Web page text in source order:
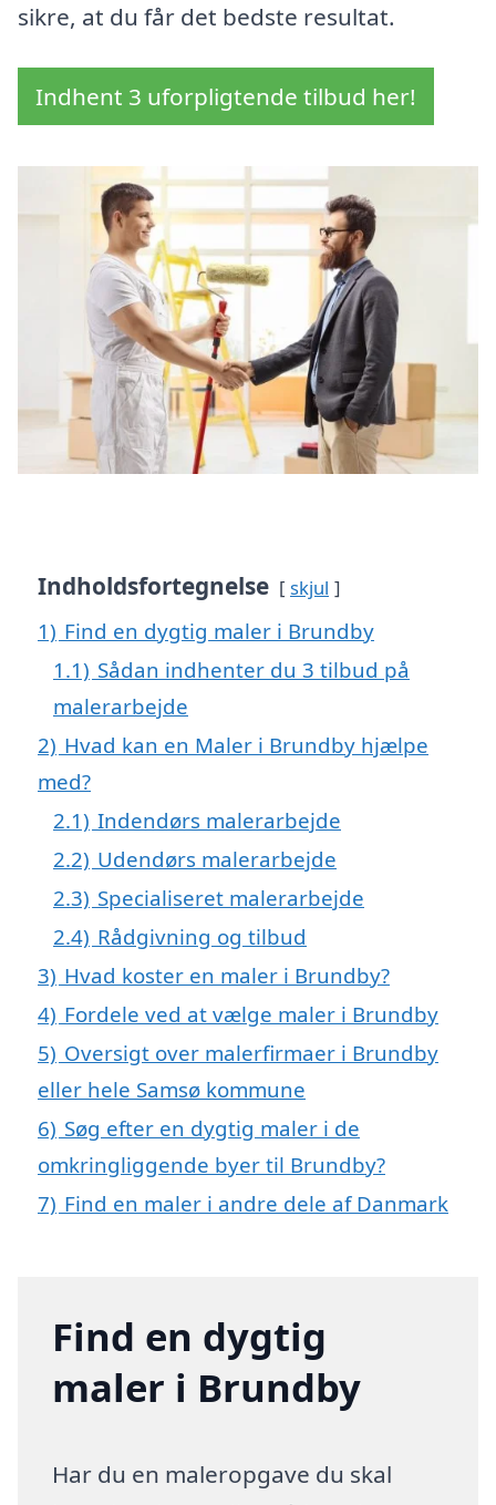
sikre, at du får det bedste resultat.
Indhent 3 uforpligtende tilbud her!
Indholdsfortegnelse skjul
1) Find en dygtig maler i Brundby
1.1) Sådan indhenter du 3 tilbud på
malerarbejde
2) Hvad kan en Maler i Brundby hjælpe
med?
2.1) Indendørs malerarbejde
2.2) Udendørs malerarbejde
2.3) Specialiseret malerarbejde
2.4) Rådgivning og tilbud
3) Hvad koster en maler i Brundby?
4) Fordele ved at vælge maler i Brundby
5) Oversigt over malerfirmaer i Brundby
eller hele Samsø kommune
6) Søg efter en dygtig maler i de
omkringliggende byer til Brundby?
7) Find en maler i andre dele af Danmark
Find en dygtig
maler i Brundby
Har du en maleropgave du skal